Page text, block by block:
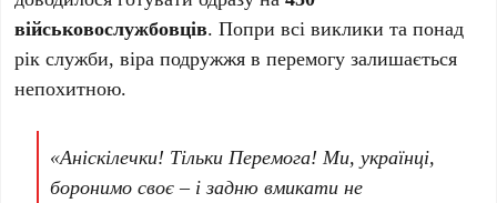
військовослужбовців. Попри всі виклики та понад
рік служби, віра подружжя в перемогу залишається
непохитною.
«Аніскілечки! Тільки Перемога! Ми, українці,
боронимо своє – і задню вмикати не